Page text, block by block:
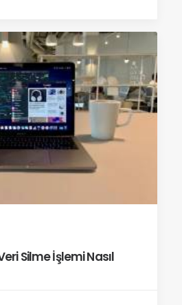
Silme İşlemi Nasıl